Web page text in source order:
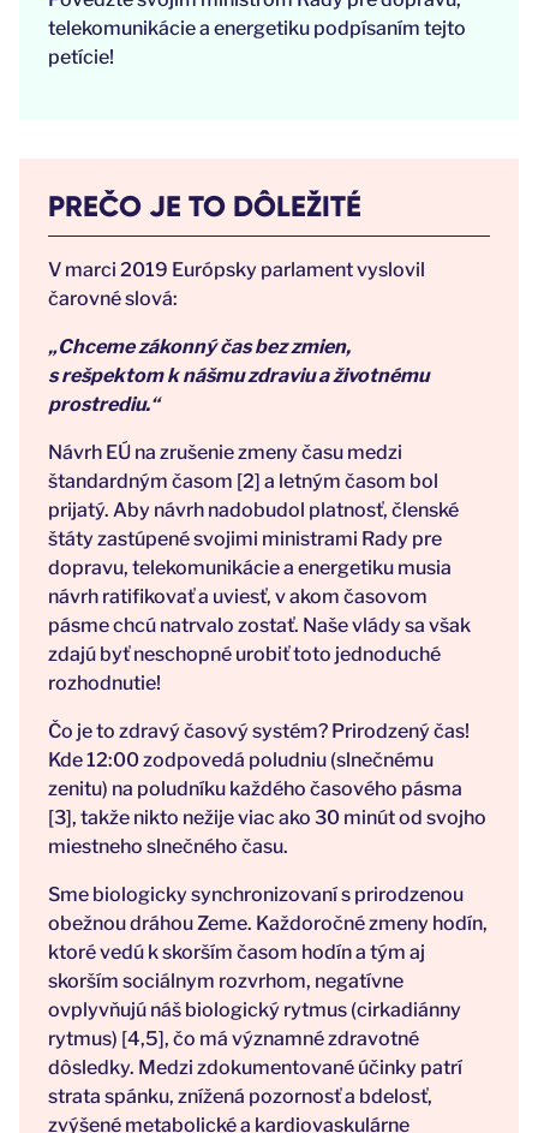
telekomunikácie a energetiku podpísaním tejto
petície!
PREČO JE TO DÔLEŽITÉ
V marci 2019 Európsky parlament vyslovil
čarovné slová:
„Chceme zákonný čas bez zmien,
s rešpektom k nášmu zdraviu a životnému
prostrediu.“
Návrh EÚ na zrušenie zmeny času medzi
štandardným časom [2] a letným časom bol
prijatý. Aby návrh nadobudol platnosť, členské
štáty zastúpené svojimi ministrami Rady pre
dopravu, telekomunikácie a energetiku musia
návrh ratifikovať a uviesť, v akom časovom
pásme chcú natrvalo zostať. Naše vlády sa však
zdajú byť neschopné urobiť toto jednoduché
rozhodnutie!
Čo je to zdravý časový systém? Prirodzený čas!
Kde 12:00 zodpovedá poludniu (slnečnému
zenitu) na poludníku každého časového pásma
[3], takže nikto nežije viac ako 30 minút od svojho
miestneho slnečného času.
Sme biologicky synchronizovaní s prirodzenou
obežnou dráhou Zeme. Každoročné zmeny hodín,
ktoré vedú k skorším časom hodín a tým aj
skorším sociálnym rozvrhom, negatívne
ovplyvňujú náš biologický rytmus (cirkadiánny
rytmus) [4,5], čo má významné zdravotné
dôsledky. Medzi zdokumentované účinky patrí
strata spánku, znížená pozornosť a bdelosť,
zvýšené metabolické a kardiovaskulárne